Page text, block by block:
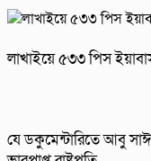
লাখাইয়ে ৫৩৩ পিস
যে ডকুমেন্টারিতে আবু